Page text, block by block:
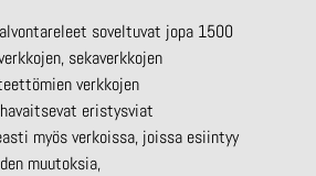
soveltuvat jopa 1500
sekaverkkojen
verkkojen
eristysviat
myös verkoissa, joissa esiintyy
muutoksia,